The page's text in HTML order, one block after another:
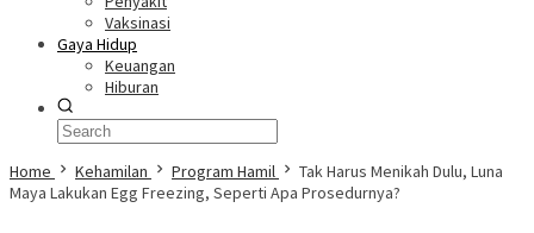
Vaksinasi
Gaya Hidup
Keuangan
Hiburan
Home Kehamilan Program Hamil
Tak Harus Menikah Dulu, Luna
Maya Lakukan Egg Freezing, Seperti Apa Prosedurnya?